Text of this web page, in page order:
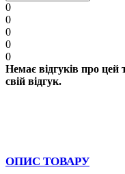
0
0
0
0
0
Немає відгуків про
свій відгук.
ОПИС ТОВАРУ